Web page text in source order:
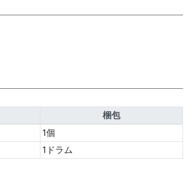
梱包
1個
1ドラム